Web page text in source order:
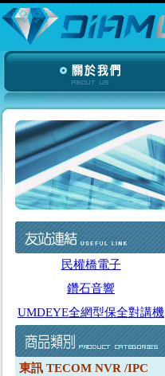
民權橋電子
鑽石音響
UMDEYE全網型保全對講機
東訊 TECOM NVR /IPC